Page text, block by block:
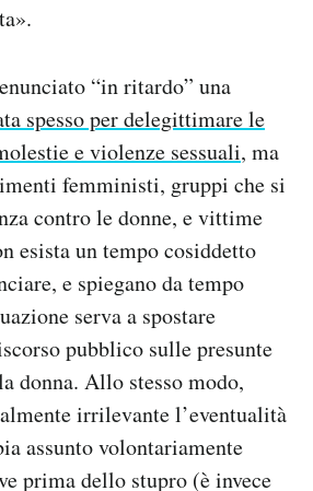
“in ritardo” una
spesso per delegittimare le
e violenze sessuali, ma
femministi, gruppi che si
contro le donne, e vittime
esista un tempo cosiddetto
e spiegano da tempo
serva a spostare
pubblico sulle presunte
donna. Allo stesso modo,
irrilevante l’eventualità
assunto volontariamente
prima dello stupro (è invece